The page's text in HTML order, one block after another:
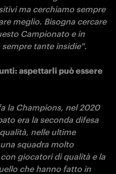
ma cerchiamo sempre
meglio. Bisogna cercare
Campionato e in
tante insidie".
aspettarli può essere
la Champions, nel 2020
era la seconda difesa
nelle ultime
squadra molto
giocatori di qualità e la
che hanno fatto in